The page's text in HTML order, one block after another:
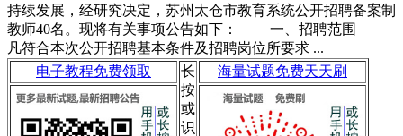
持续发展，经研究决定，苏州太仓市教育系统公开招聘备案制
教师40名。现将有关事项公告如下： 一、招聘范围
凡符合本次公开招聘基本条件及招聘岗位所要求 ...
电子教程免费领取
长
按
或
识
海量试题免费天天刷